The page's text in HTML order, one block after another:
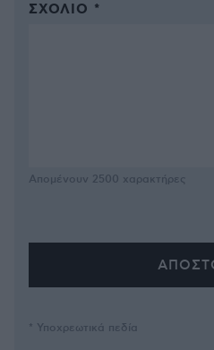
ΣΧΌΛΙΟ *
Απομένουν 2500 χαρακτήρες
* Υποχρεωτικά πεδία